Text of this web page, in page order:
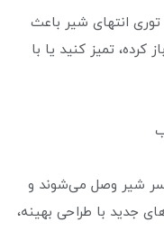
انتهای شیر باعث
تمیز کنید یا با
سر شیر وصل می‌شوند و
جدید با طراحی بهینه،